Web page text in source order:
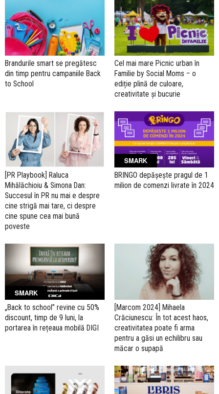
Brandurile smart se pregătesc
din timp pentru campaniile Back
to School
Cel mai mare Picnic urban în
Familie by Social Moms – o
ediție plină de culoare,
creativitate și bucurie
[PR Playbook] Raluca
Mihălăchioiu & Simona Dan:
Succesul în PR nu mai e despre
cine strigă mai tare, ci despre
cine spune cea mai bună
poveste
SMARK
BRINGO depășește pragul de 1
milion de comenzi livrate în 2024
SMARK
„Back to school” revine cu 50%
discount, timp de 9 luni, la
portarea în rețeaua mobilă DIGI
[Marcom 2024] Mihaela
Crăciunescu: În tot acest haos,
creativitatea poate fi arma
pentru a găsi un echilibru sau
măcar o supapă